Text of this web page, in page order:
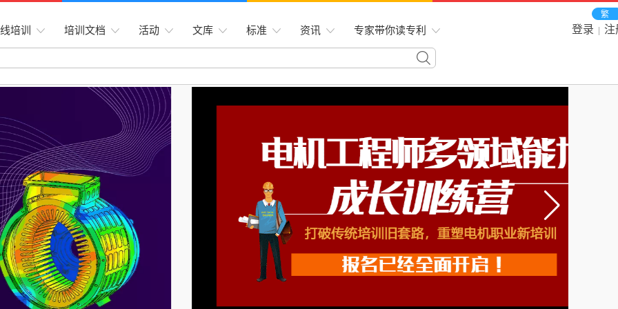
繁
培训 培训文档 活动 文库 标准 资讯 专家带你读专利 登录 |